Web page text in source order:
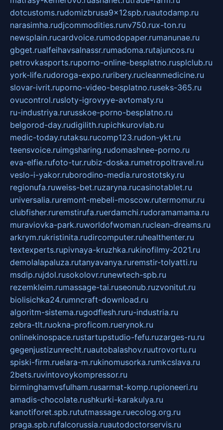
dotcustoms.rudomizbrusa9x12spb.ruautodamp.ru
narasimha.rudjcommodities.runv750.rux-ton.ru
newsplain.rucardvoice.rumodopaper.rumanunae.ru
gbget.rualfeihavsalnassr.rumadoma.rutajuncos.ru
petrovkasports.ruporno-online-besplatno.rusplclub.ru
york-life.rudoroga-expo.ruribery.rucleanmedicine.ru
slovar-ivrit.ruporno-video-besplatno.ruseks-365.ru
ovucontrol.rusloty-igrovyye-avtomaty.ru
ru-industriya.rurusskoe-porno-besplatno.ru
belgorod-day.rudigilith.rupichkurovlab.ru
medic-today.rutaksu.rucomp123.rudon-ykt.ru
teensvoice.ruimgsharing.rudomashnee-porno.ru
eva-elfie.rufoto-tur.rubiz-doska.rumetropoltravel.ru
veslo-i-yakor.ruborodino-media.rurostotsky.ru
regionufa.ruweiss-bet.ruzaryna.rucasinotablet.ru
universalia.ruremont-mebeli-moscow.rutermomur.ru
clubfisher.ruremstirufa.ruerdamchi.rudoramamama.ru
muraviovka-park.ruworldofwoman.ruclean-dreams.ru
arkrym.rukristinita.rudircomputer.ruhealthenter.ru
textexperts.rupivnaya-kruzhka.rukinofilmy-2021.ru
demolalapaluza.rutanyavanya.ruremstir-tolyatti.ru
msdip.rujdol.rusokolovr.runewtech-spb.ru
rezemkleim.rumassage-tai.ruseonub.ruzvonitut.ru
biolisichka24.rumncraft-download.ru
algoritm-sistema.rugodflesh.ruru-industria.ru
zebra-tlt.ruokna-proficom.ruerynok.ru
onlinekinospace.rustartupstudio-fefu.ruzarges-ru.ru
gegenjustizunrecht.ruautobalashov.ruutrovortu.ru
spiski-firm.ruelara-m.rukinomusorka.rumkcslava.ru
2bets.ruvintovoykompressor.ru
birminghamvsfulham.rusarmat-komp.rupioneeri.ru
amadis-chocolate.rushkurki-karakulya.ru
kanotiforet.spb.rututmassage.ruecolog.org.ru
praga.spb.rufalcorussia.ruautodoctorservis.ru